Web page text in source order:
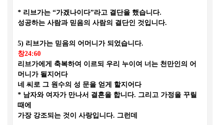
* 리브가는 “가겠나이다”라고 결단을 했습니다.
성공하는 사람과 믿음의 사람의 결단인 것입니다.
5) 리브가는 믿음의 어머니가 되었습니다.
창24:60
리브가에게 축복하여 이르되 우리 누이여 너는 천만인의 어
머니가 될지어다
네 씨로 그 원수의 성 문을 얻게 할지어다
* 남자와 여자가 만나서 결혼을 합니다. 그리고 가정을 꾸릴
때에
가장 강조되는 것이 사랑입니다. 그런데